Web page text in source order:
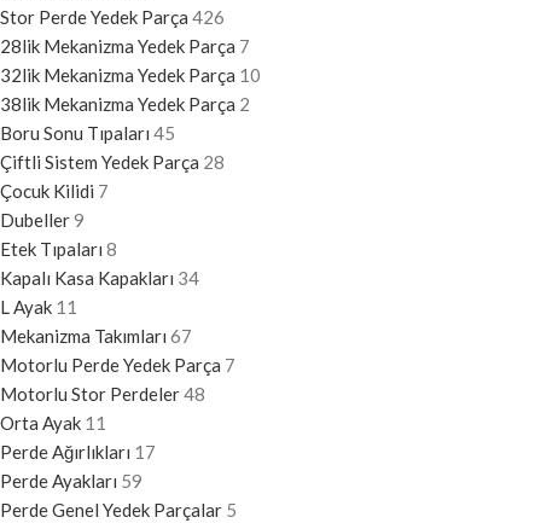
Stor Perde Yedek Parça 426
28lik Mekanizma Yedek Parça 7
32lik Mekanizma Yedek Parça 10
38lik Mekanizma Yedek Parça 2
Boru Sonu Tıpaları 45
Çiftli Sistem Yedek Parça 28
Çocuk Kilidi 7
Dubeller9
Etek Tıpaları 8
Kapalı Kasa Kapakları 34
L Ayak 11
Mekanizma Takımları 67
Motorlu Perde Yedek Parça 7
Motorlu Stor Perdeler48
Orta Ayak 11
Perde Ağırlıkları 17
Perde Ayakları 59
Perde Genel Yedek Parçalar 5